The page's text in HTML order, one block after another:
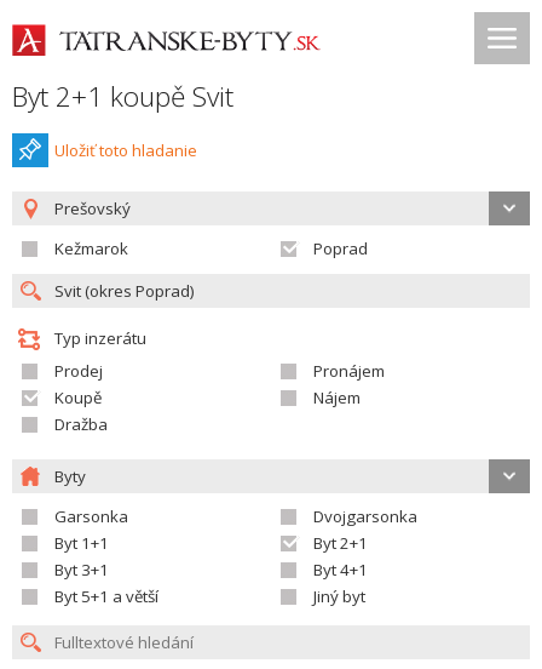
Byt 2+1 koupě Svit
Uložiť toto hladanie
Prešovský
Kežmarok
Poprad
Typ inzerátu
Prodej
Pronájem
Koupě
Nájem
Dražba
Byty
Garsonka
Dvojgarsonka
Byt 1+1
Byt 2+1
Byt 3+1
Byt 4+1
Byt 5+1 a větší
Jiný byt